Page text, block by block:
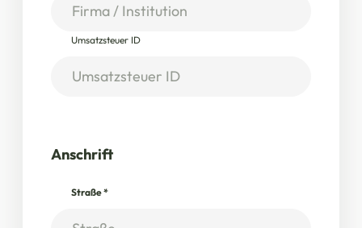
Umsatzsteuer ID
Anschrift
Straße*